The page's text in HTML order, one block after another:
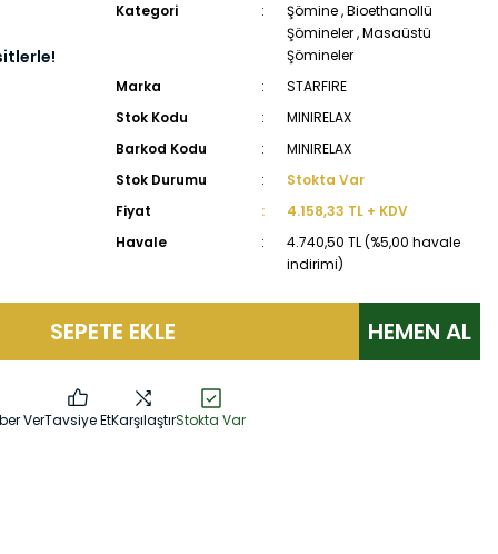
Kategori Şömine,Bioethanollü
Şömineler,Masaüstü
Şömineler
Marka
STARFIRE
Stok Kodu
MINIRELAX
Barkod Kodu
MINIRELAX
Stok Durumu
Stokta Var
Fiyat
4.158,33 TL + KDV
Havale
4.740,50 TL (%5,00 havale
indirimi)
SEPETE EKLE HEMEN AL
VerTavsiye EtKarşılaştırStokta Var